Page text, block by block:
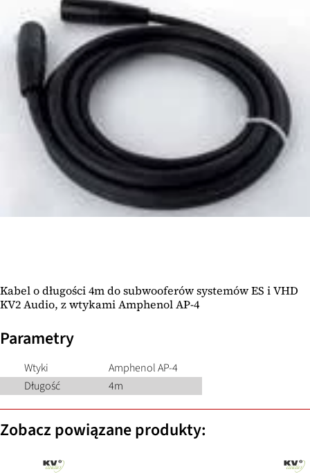
Kabel o długości 4m do subwooferów systemów ES i VHD
KV2 Audio, z wtykami Amphenol AP-4
Parametry
Wtyki
Amphenol AP-4
Długość
4m
Zobacz powiązane produkty: